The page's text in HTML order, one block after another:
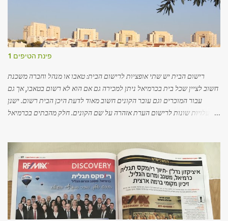
פינת הטיפים 1
רישום הבית יש שתי אופציות לרישום הבית: טאבו או מנהל וחברה משכנת
חשוב לציין שכל בית בכרמיאל ניתן למכירה גם אם הוא לא רשום בטאבו, אך גם
עבור המוכרים וגם עובר הקונים חשוב מאוד לדעת היכן הבית רשום. ישנן
עלויות שונות לרישום הערת אזהרה על שם הקונים. חלק מהבתים בכרמיאל
עדיין בטאבו (ההתייחסות הינה לעיר כרמיאל). מה אפשר לדעת מנסח טאבו:
*גודל נטו של הבית *הצמדות לבית – מחסן, חניה, גינה, גג וכו' *הערות אזהרה
(במידה ויש) *מי הבעלים של הנכס – שם ות.ז. *שיעבודים בנוסף לסכום
המשכנתא המקורי או להלוואת גישור